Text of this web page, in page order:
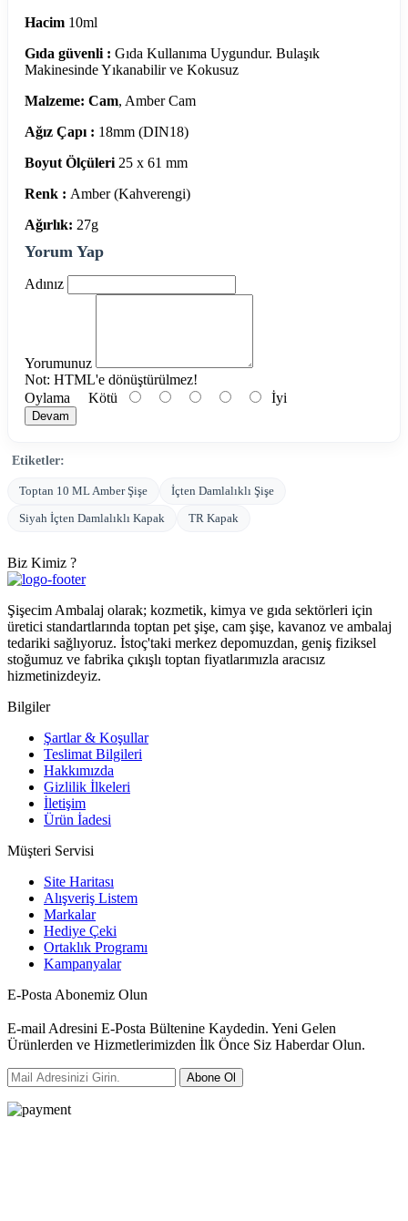
Hacim 10ml
Gıda güvenli : Gıda Kullanıma Uygundur. Bulaşık
Makinesinde Yıkanabilir ve Kokusuz
Malzeme: Cam, Amber Cam
Ağız Çapı : 18mm (DIN18)
Boyut Ölçüleri25 x 61 mm
Renk : Amber (Kahverengi)
Ağırlık: 27g
Yorum Yap
Adınız
Yorumunuz
Not: HTML'e dönüştürülmez!
Oylama Kötü İyi
Devam
Etiketler:
Toptan 10 ML Amber Şişe
İçten Damlalıklı Şişe
Siyah İçten Damlalıklı Kapak
TR Kapak
Biz Kimiz ?
Şişecim Ambalaj olarak; kozmetik, kimya ve gıda sektörleri için
üretici standartlarında toptan pet şişe, cam şişe, kavanoz ve ambalaj
tedariki sağlıyoruz. İstoç'taki merkez depomuzdan, geniş fiziksel
stoğumuz ve fabrika çıkışlı toptan fiyatlarımızla aracısız
hizmetinizdeyiz.
Bilgiler
Şartlar & Koşullar
Teslimat Bilgileri
Hakkımızda
Gizlilik İlkeleri
İletişim
Ürün İadesi
Müşteri Servisi
Site Haritası
Alışveriş Listem
Markalar
Hediye Çeki
Ortaklık Programı
Kampanyalar
E-Posta Abonemiz Olun
E-mail Adresini E-Posta Bültenine Kaydedin. Yeni Gelen
Ürünlerden ve Hizmetlerimizden İlk Önce Siz Haberdar Olun.
Abone Ol